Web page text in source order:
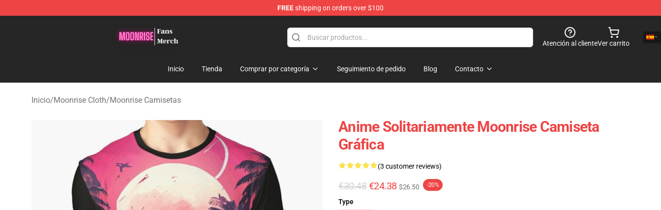
FREEshipping on orders over $100
Atención al clienteVer carrito
Inicio Tienda Comprar por categoría Seguimiento de pedido Blog Contacto
Inicio/Moonrise Cloth/Moonrise Camisetas
Anime Solitariamente Moonrise Camiseta
Gráfica
(3 customer reviews)
€30.48 €24.38 $26.50 -20%
Type